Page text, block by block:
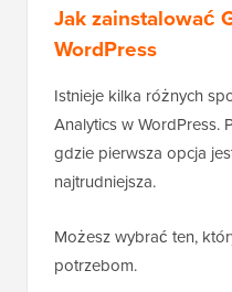
Jak zainstalować
WordPress
Istnieje kilka różnych
Analytics w WordPress.
gdzie pierwsza opcja
najtrudniejsza.
Możesz wybrać ten,
potrzebom.